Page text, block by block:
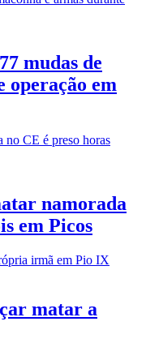
mudas de
operação em
namorada
em Picos
matar a